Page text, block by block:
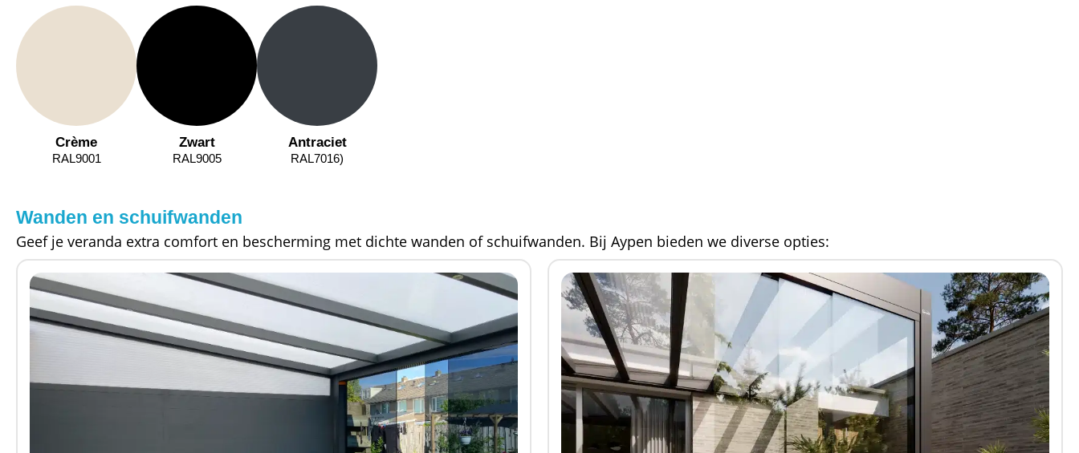
Crème
RAL9001
Zwart
RAL9005
Antraciet
RAL7016)
Wanden en schuifwanden
Geef je veranda extra comfort en bescherming met dichte wanden of schuifwanden. Bij Aypen bieden we diverse opties: